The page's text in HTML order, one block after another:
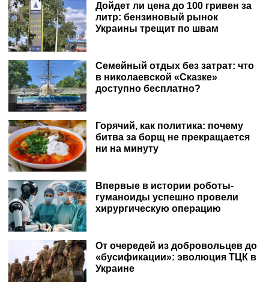
Дойдет ли цена до 100 гривен за
литр: бензиновый рынок
Украины трещит по швам
Семейный отдых без затрат: что
в николаевской «Сказке»
доступно бесплатно?
Горячий, как политика: почему
битва за борщ не прекращается
ни на минуту
Впервые в истории роботы-
гуманоиды успешно провели
хирургическую операцию
От очередей из добровольцев до
«бусификации»: эволюция ТЦК в
Украине